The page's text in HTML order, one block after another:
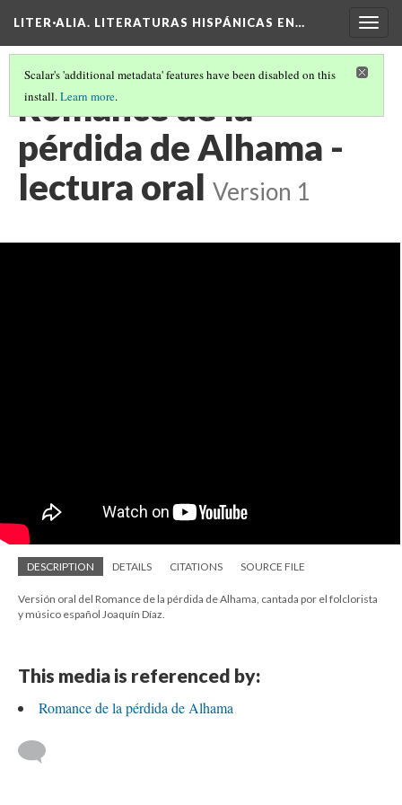
LITER·ALIA. LITERATURAS HISPÁNICAS EN…
Scalar's 'additional metadata' features have been disabled on this
install.Learn more.
Romance de la
pérdida de Alhama -
lectura oral Version 1
DESCRIPTION DETAILS CITATIONS SOURCE FILE
Versión oral del Romance de la pérdida de Alhama, cantada por el folclorista
y músico español Joaquín Díaz.
This media is referenced by:
Romance de la pérdida de Alhama